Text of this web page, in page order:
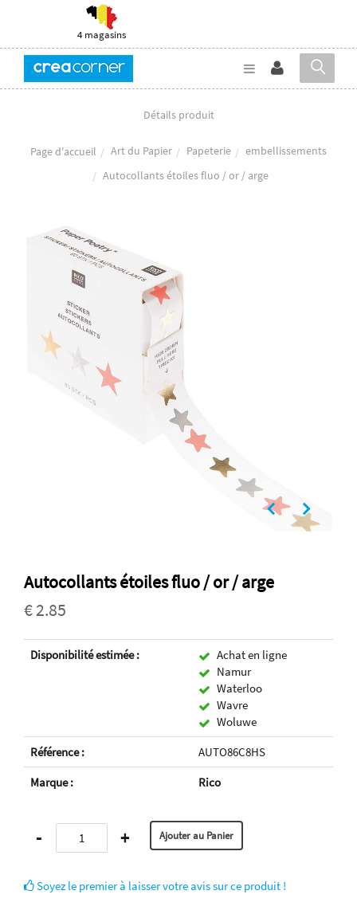
4 magasins
Détails produit
Page d'accueil Art du Papier Papeterie
embellissements
Autocollants étoiles fluo / or / arge
Autocollants étoiles fluo / or / arge
€ 2.85
Disponibilité estimée :
Achat en ligne
Namur
Waterloo
Wavre
Woluwe
Référence :
AUTO86C8HS
Marque :
Rico
- +
Soyez le premier à laisser votre avis sur ce produit !